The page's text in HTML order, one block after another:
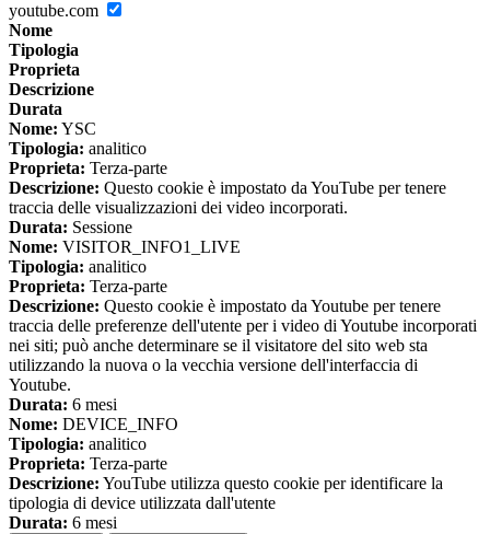
youtube.com
Nome
Tipologia
Proprieta
Descrizione
Durata
Nome: YSC
Tipologia: analitico
Proprieta: Terza-parte
Descrizione: Questo cookie è impostato da YouTube per tenere
traccia delle visualizzazioni dei video incorporati.
Durata: Sessione
Nome: VISITOR_INFO1_LIVE
Tipologia: analitico
Proprieta: Terza-parte
Descrizione: Questo cookie è impostato da Youtube per tenere
traccia delle preferenze dell'utente per i video di Youtube incorporati
nei siti; può anche determinare se il visitatore del sito web sta
utilizzando la nuova o la vecchia versione dell'interfaccia di
Youtube.
Durata: 6 mesi
Nome: DEVICE_INFO
Tipologia: analitico
Proprieta: Terza-parte
Descrizione: YouTube utilizza questo cookie per identificare la
tipologia di device utilizzata dall'utente
Durata: 6 mesi